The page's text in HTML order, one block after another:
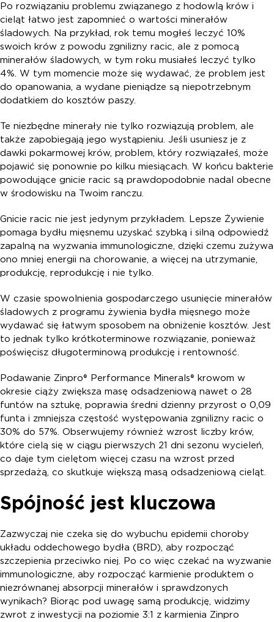
Po rozwiązaniu problemu związanego z hodowlą krów i
cieląt łatwo jest zapomnieć o wartości minerałów
śladowych. Na przykład, rok temu mogłeś leczyć 10%
swoich krów z powodu zgnilizny racic, ale z pomocą
minerałów śladowych, w tym roku musiałeś leczyć tylko
4%. W tym momencie może się wydawać, że problem jest
do opanowania, a wydane pieniądze są niepotrzebnym
dodatkiem do kosztów paszy.
Te niezbędne minerały nie tylko rozwiązują problem, ale
także zapobiegają jego wystąpieniu. Jeśli usuniesz je z
dawki pokarmowej krów, problem, który rozwiązałeś, może
pojawić się ponownie po kilku miesiącach. W końcu bakterie
powodujące gnicie racic są prawdopodobnie nadal obecne
w środowisku na Twoim ranczu.
Gnicie racic nie jest jedynym przykładem. Lepsze Żywienie
pomaga bydłu mięsnemu uzyskać szybką i silną odpowiedź
zapalną na wyzwania immunologiczne, dzięki czemu zużywa
ono mniej energii na chorowanie, a więcej na utrzymanie,
produkcję, reprodukcję i nie tylko.
W czasie spowolnienia gospodarczego usunięcie minerałów
śladowych z programu żywienia bydła mięsnego może
wydawać się łatwym sposobem na obniżenie kosztów. Jest
to jednak tylko krótkoterminowe rozwiązanie, ponieważ
poświęcisz długoterminową produkcję i rentowność.
Podawanie Zinpro® Performance Minerals® krowom w
okresie ciąży zwiększa masę odsadzeniową nawet o 28
funtów na sztukę, poprawia średni dzienny przyrost o 0,09
funta i zmniejsza częstość występowania zgnilizny racic o
30% do 57%. Obserwujemy również wzrost liczby krów,
które cielą się w ciągu pierwszych 21 dni sezonu wycieleń,
co daje tym cielętom więcej czasu na wzrost przed
sprzedażą, co skutkuje większą masą odsadzeniową cieląt.
Spójność jest kluczowa
Zazwyczaj nie czeka się do wybuchu epidemii choroby
układu oddechowego bydła (BRD), aby rozpocząć
szczepienia przeciwko niej. Po co więc czekać na wyzwanie
immunologiczne, aby rozpocząć karmienie produktem o
niezrównanej absorpcji minerałów i sprawdzonych
wynikach? Biorąc pod uwagę samą produkcję, widzimy
zwrot z inwestycji na poziomie 3:1 z karmienia Zinpro